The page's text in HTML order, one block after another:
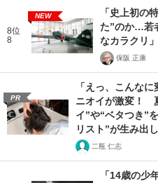
8位
8
NEW
「史上初の
た”のか…若
なカラクリ」
保阪 正康
PR
「えっ、こんな
ニオイが激変！
イ”や“ベタつき”
リスト”が生み出
二瓶 仁志
「14歳の